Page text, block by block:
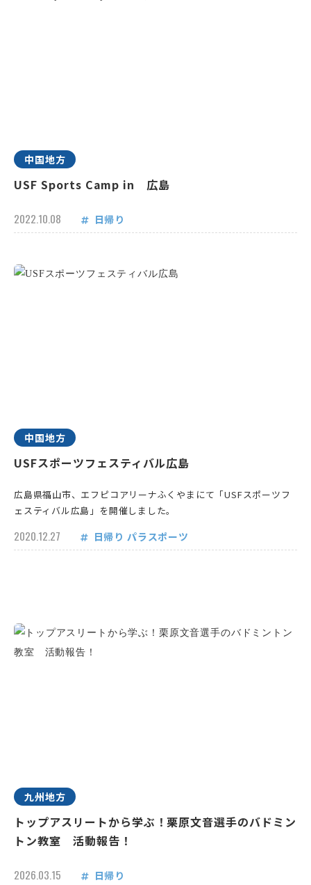
中国地方
USF Sports Camp in 広島
2022.10.08 日帰り
中国地方
USFスポーツフェスティバル広島
広島県福山市、エフピコアリーナふくやまにて「USFスポーツフ
ェスティバル広島」を開催しました。
2020.12.27 日帰り パラスポーツ
九州地方
トップアスリートから学ぶ！栗原文音選手のバドミン
トン教室 活動報告！
2026.03.15 日帰り